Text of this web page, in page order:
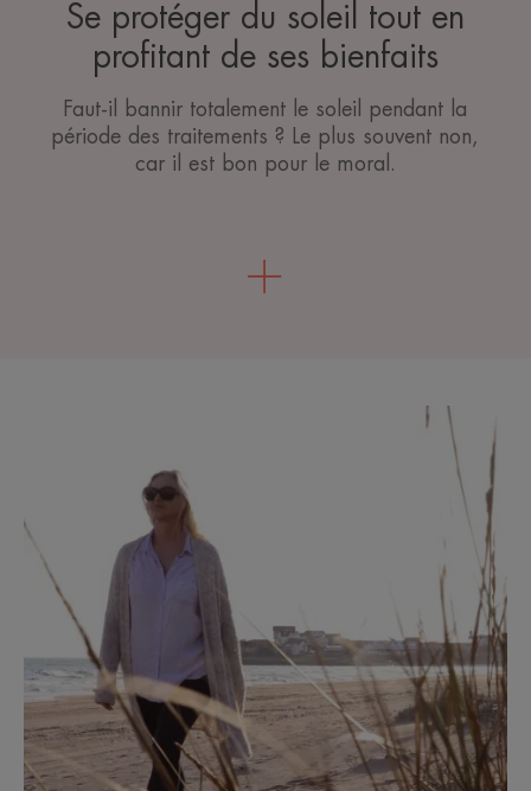
Se protéger du soleil tout en
profitant de ses bienfaits
Faut-il bannir totalement le soleil pendant la
période des traitements ? Le plus souvent non,
car il est bon pour le moral.